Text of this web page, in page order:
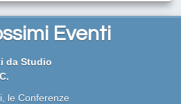
DELLA TUA IMMAGINAZIONE!
I TUOI OBIETTIVI?
QUANTO SARAI IN GRADO DI
Eventi
da Studio
le Conferenze